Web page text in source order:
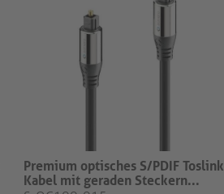
Premium optisches S/PDIF Toslink
Kabel mit geraden Steckern...